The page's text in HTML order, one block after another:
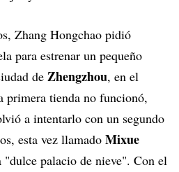
Zhang Hongchao pidió
para estrenar un pequeño
de Zhengzhou, en el
primera tienda no funcionó,
a intentarlo con un segundo
esta vez llamado Mixue
"dulce palacio de nieve". Con el